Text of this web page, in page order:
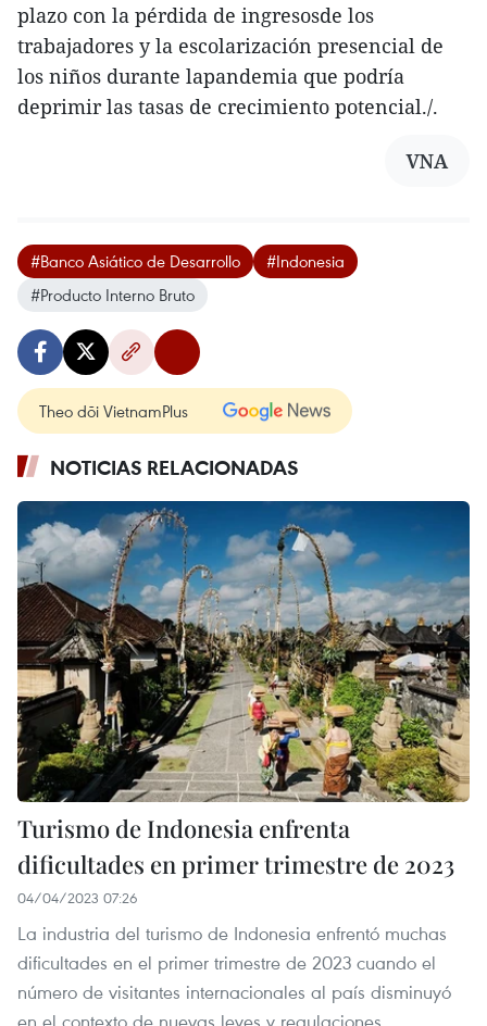
plazo con la pérdida de ingresosde los
trabajadores y la escolarización presencial de
los niños durante lapandemia que podría
deprimir las tasas de crecimiento potencial./.
VNA
#Banco Asiático de Desarrollo
#Indonesia
#Producto Interno Bruto
Theo dõi VietnamPlus
NOTICIAS RELACIONADAS
Turismo de Indonesia enfrenta
dificultades en primer trimestre de 2023
04/04/2023 07:26
La industria del turismo de Indonesia enfrentó muchas
dificultades en el primer trimestre de 2023 cuando el
número de visitantes internacionales al país disminuyó